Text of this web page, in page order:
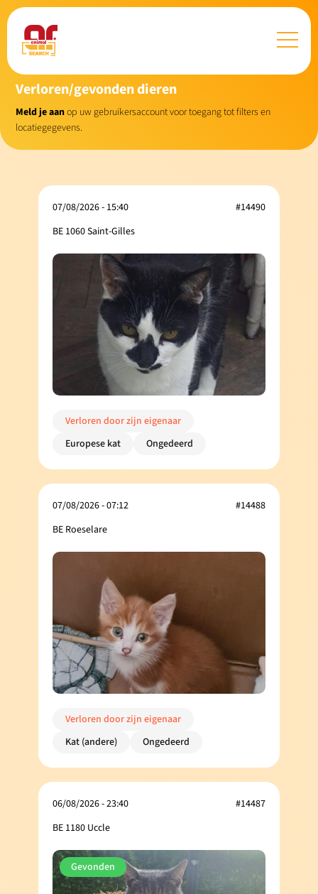
Verloren/gevonden dieren
Meld je aanop uw gebruikersaccount voor toegang tot filters en
locatiegegevens.
07/08/2026 - 15:40
BE 1060 Saint-Gilles
#14490
Verloren door zijn eigenaar
Europese kat
Ongedeerd
07/08/2026 - 07:12
BE Roeselare
#14488
Verloren door zijn eigenaar
Kat (andere)
Ongedeerd
06/08/2026 - 23:40
BE 1180 Uccle
#14487
Gevonden